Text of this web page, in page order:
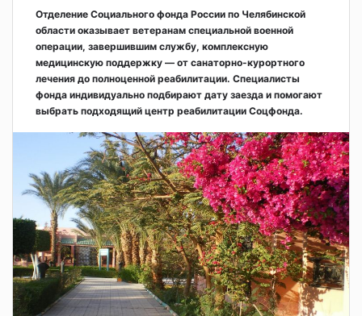
Отделение Социального фонда России по Челябинской
области оказывает ветеранам специальной военной
операции, завершившим службу, комплексную
медицинскую поддержку — от санаторно-курортного
лечения до полноценной реабилитации. Специалисты
фонда индивидуально подбирают дату заезда и помогают
выбрать подходящий центр реабилитации Соцфонда.